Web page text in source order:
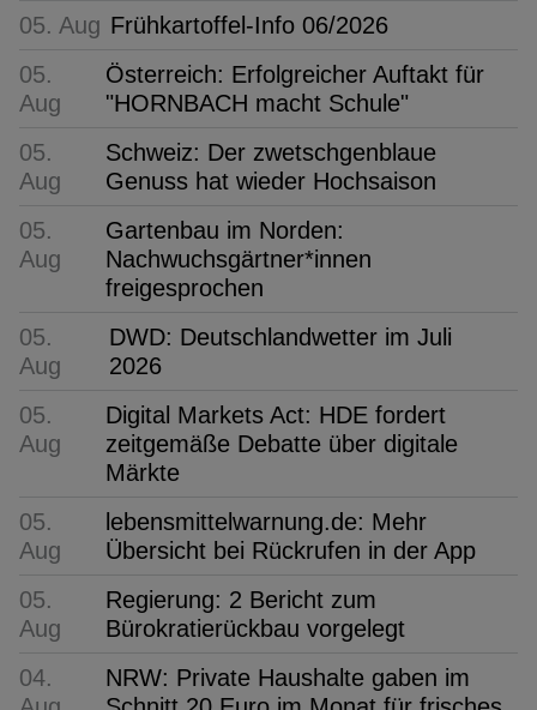
05. Aug Frühkartoffel-Info 06/2026
05.
Aug
Österreich: Erfolgreicher Auftakt für
"HORNBACH macht Schule"
05.
Aug
Schweiz: Der zwetschgenblaue
Genuss hat wieder Hochsaison
05.
Aug
Gartenbau im Norden:
Nachwuchsgärtner*innen
freigesprochen
05.
Aug
DWD: Deutschlandwetter im Juli
2026
05.
Aug
Digital Markets Act: HDE fordert
zeitgemäße Debatte über digitale
Märkte
05.
Aug
lebensmittelwarnung.de: Mehr
Übersicht bei Rückrufen in der App
05.
Aug
Regierung: 2 Bericht zum
Bürokratierückbau vorgelegt
04.
NRW: Private Haushalte gaben im